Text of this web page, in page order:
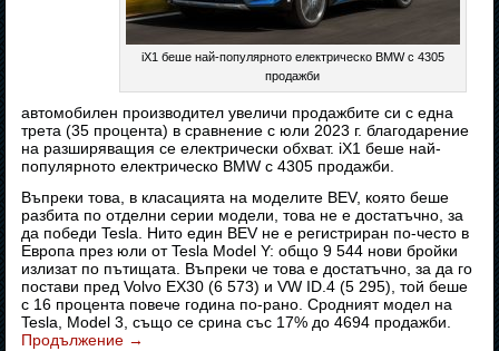
iX1 беше най-популярното електрическо BMW с 4305
продажби
автомобилен производител увеличи продажбите си с една
трета (35 процента) в сравнение с юли 2023 г. благодарение
на разширяващия се електрически обхват. iX1 беше най-
популярното електрическо BMW с 4305 продажби.
Въпреки това, в класацията на моделите BEV, която беше
разбита по отделни серии модели, това не е достатъчно, за
да победи Tesla. Нито един BEV не е регистриран по-често в
Европа през юли от Tesla Model Y: общо 9 544 нови бройки
излизат по пътищата. Въпреки че това е достатъчно, за да го
постави пред Volvo EX30 (6 573) и VW ID.4 (5 295), той беше
с 16 процента повече година по-рано. Сродният модел на
Tesla, Model 3, също се срина със 17% до 4694 продажби.
Продължение →